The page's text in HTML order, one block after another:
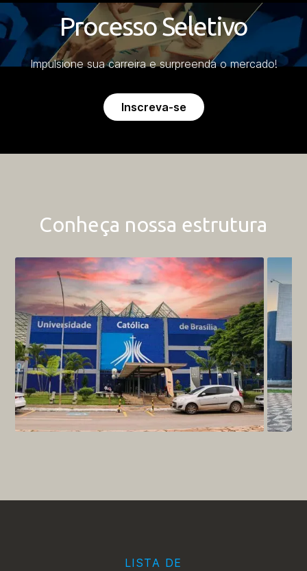
Processo Seletivo
Impulsione sua carreira e surpreenda o mercado!
Inscreva-se
Conheça nossa estrutura
LISTA DE